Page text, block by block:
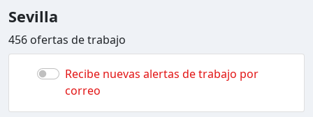
Sevilla
456 ofertas de trabajo
Recibe nuevas alertas de trabajo por
correo